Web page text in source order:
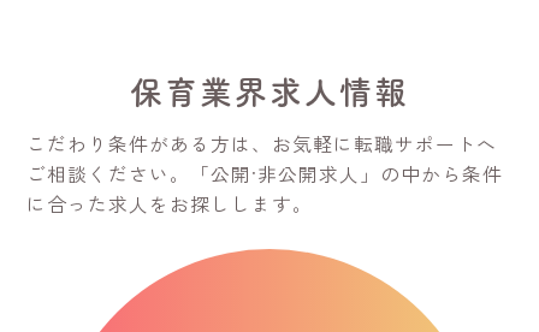
保育業界求人情報
こだわり条件がある方は、お気軽に転職サポートへ
ご相談ください。
「公開·非公開求人」の中から条件
に合った求人をお探しします。